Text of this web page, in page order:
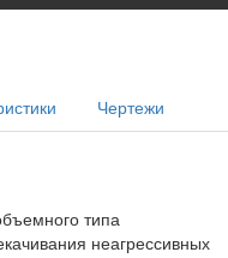
Чертежи
типа
неагрессивных